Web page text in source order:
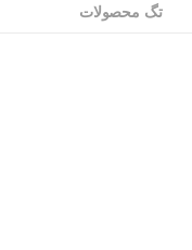
تگ محصولات